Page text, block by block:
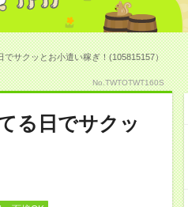
サクッとお小遣い稼ぎ！(105815157）
No.TWTOTWT160S
る日でサクッ